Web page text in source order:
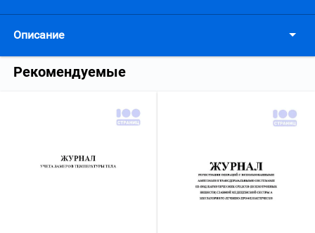
Описание
Рекомендуемые